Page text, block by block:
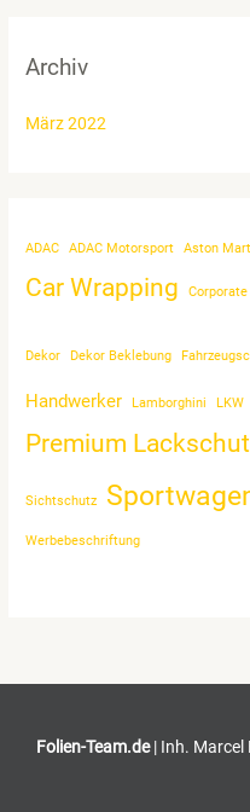
Archiv
März 2022
ADAC ADAC Motorsport Aston
Car Wrapping
Dekor Dekor Beklebung
Handwerker Lamborghini LKW
Premium
Sichtschutz
Werbebeschriftung
Folien-Team.de| Inh. Marcel